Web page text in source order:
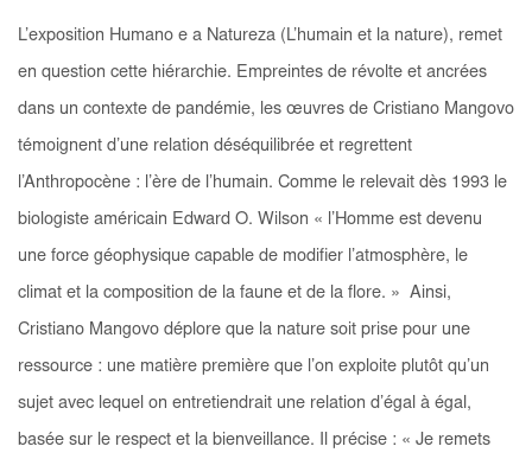
L’exposition Humano e a Natureza (L’humain et la nature), remet
en question cette hiérarchie. Empreintes de révolte et ancrées
dans un contexte de pandémie, les œuvres de Cristiano Mangovo
témoignent d’une relation déséquilibrée et regrettent
l’Anthropocène : l’ère de l’humain. Comme le relevait dès 1993 le
biologiste américain Edward O. Wilson « l’Homme est devenu
une force géophysique capable de modifier l’atmosphère, le
climat et la composition de la faune et de la flore. » Ainsi,
Cristiano Mangovo déplore que la nature soit prise pour une
ressource : une matière première que l’on exploite plutôt qu’un
sujet avec lequel on entretiendrait une relation d’égal à égal,
basée sur le respect et la bienveillance. Il précise : « Je remets